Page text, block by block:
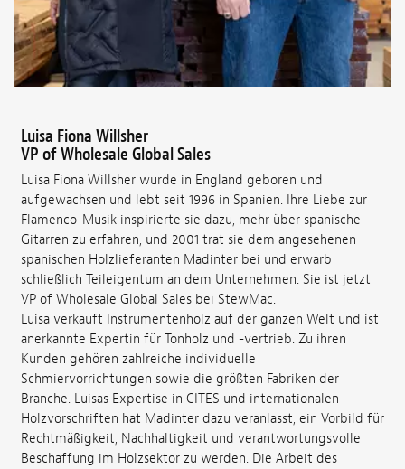
Luisa Fiona Willsher
VP of Wholesale Global Sales
Luisa Fiona Willsher wurde in England geboren und
aufgewachsen und lebt seit 1996 in Spanien. Ihre Liebe zur
Flamenco-Musik inspirierte sie dazu, mehr über spanische
Gitarren zu erfahren, und 2001 trat sie dem angesehenen
spanischen Holzlieferanten Madinter bei und erwarb
schließlich Teileigentum an dem Unternehmen. Sie ist jetzt
VP of Wholesale Global Sales bei StewMac.
Luisa verkauft Instrumentenholz auf der ganzen Welt und ist
anerkannte Expertin für Tonholz und -vertrieb. Zu ihren
Kunden gehören zahlreiche individuelle
Schmiervorrichtungen sowie die größten Fabriken der
Branche. Luisas Expertise in CITES und internationalen
Holzvorschriften hat Madinter dazu veranlasst, ein Vorbild für
Rechtmäßigkeit, Nachhaltigkeit und verantwortungsvolle
Beschaffung im Holzsektor zu werden. Die Arbeit des